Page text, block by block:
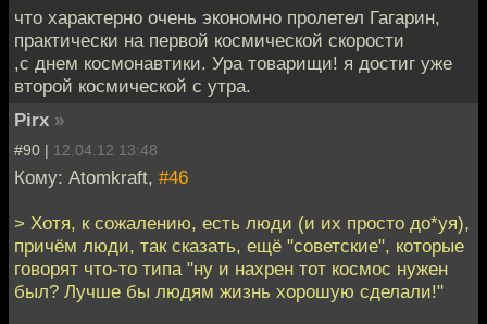
что характерно очень экономно пролетел Гагарин,
практически на первой космической скорости
,с днем космонавтики. Ура товарищи! я достиг уже
второй космической с утра.
Pirx »
#90 | 12.04.12 13:48
Кому: Atomkraft, #46
> Хотя, к сожалению, есть люди (и их просто до*уя),
причём люди, так сказать, ещё "советские", которые
говорят что-то типа "ну и нахрен тот космос нужен
был? Лучше бы людям жизнь хорошую сделали!"